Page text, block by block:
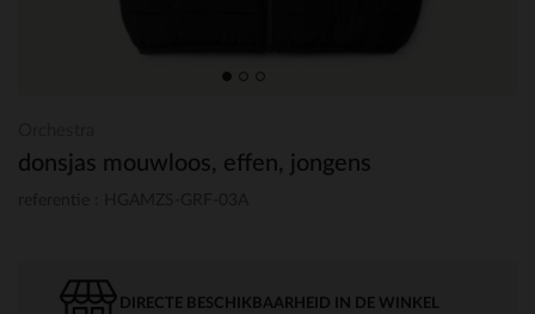
donsjas mouwloos, effen, jongens
DIRECTE BESCHIKBAARHEID IN DE WINKEL